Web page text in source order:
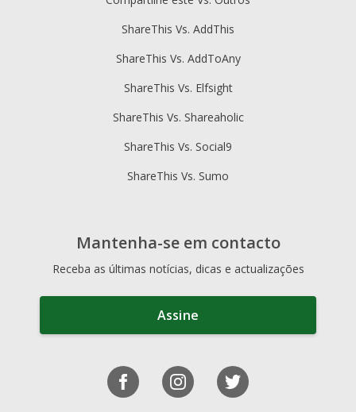
ShareThis Vs. AddThis
ShareThis Vs. AddToAny
ShareThis Vs. Elfsight
ShareThis Vs. Shareaholic
ShareThis Vs. Social9
ShareThis Vs. Sumo
Mantenha-se em contacto
Receba as últimas notícias, dicas e actualizações
Assine